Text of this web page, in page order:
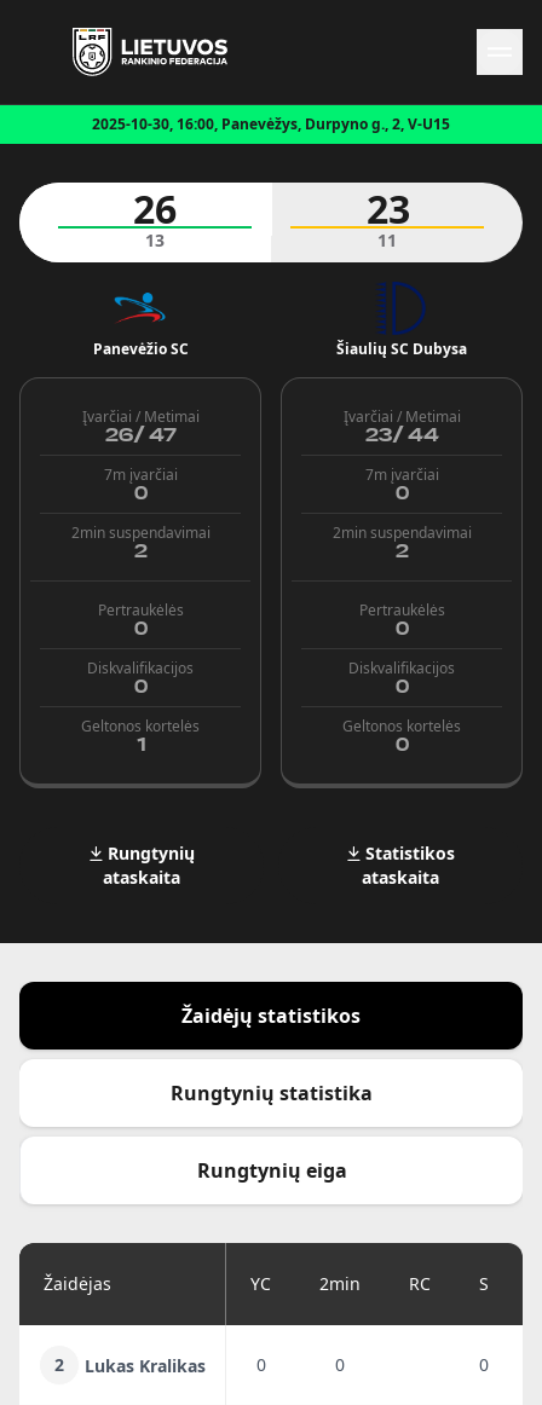
Naujienos
Federacija
Čempionatai
Kontaktai
Antidopingas
2025-10-30, 16:00, Panevėžys, Durpyno g., 2, V-U15
Panevėžio SC
26 23
13 11
Šiaulių SC Dubysa
Įvarčiai / Metimai
26/ 47
7m įvarčiai
0
2min suspendavimai
2
Pertraukėlės
0
Diskvalifikacijos
0
Geltonos kortelės
1
Įvarčiai / Metimai
23/ 44
7m įvarčiai
0
2min suspendavimai
2
Pertraukėlės
0
Diskvalifikacijos
0
Geltonos kortelės
0
Rungtynių
ataskaita
Statistikos
ataskaita
Žaidėjų statistikos
Rungtynių statistika
Rungtynių eiga
Žaidėjas YC 2min RC S
2 Lukas Kralikas 0 0 0